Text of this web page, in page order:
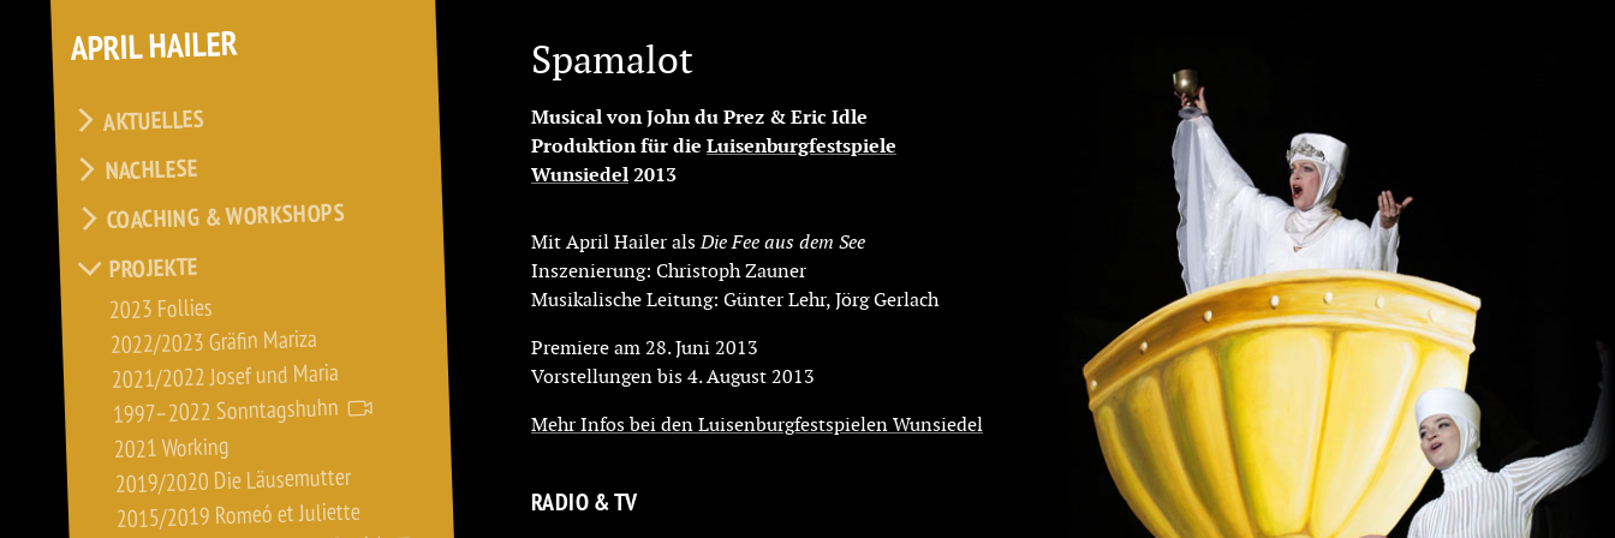
APRIL HAILER
AKTUELLES
NACHLESE
COACHING & WORKSHOPS
PROJEKTE
2023 Follies
2022/2023 Gräfin Mariza
2021/2022 Josef und Maria
1997–2022 Sonntagshuhn
2021 Working
2019/2020 Die Läusemutter
2015/2019 Romeó et Juliette
Spamalot
Musical von John du Prez & Eric Idle
Produktion für die Luisenburgfestspiele
Wunsiedel2013
Mit April Hailer alsDie Fee aus dem See
Inszenierung: Christoph Zauner
Musikalische Leitung: Günter Lehr, Jörg Gerlach
Premiere am 28. Juni 2013
Vorstellungen bis 4. August 2013
Mehr Infos bei den Luisenburgfestspielen Wunsiedel
RADIO & TV